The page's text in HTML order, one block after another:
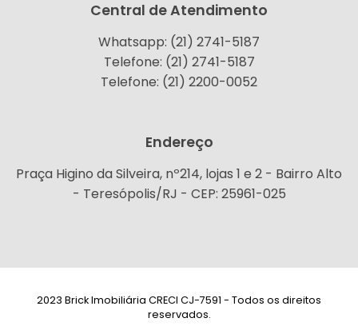
Central de Atendimento
Whatsapp: (21) 2741-5187
Telefone: (21) 2741-5187
Telefone: (21) 2200-0052
Endereço
Praça Higino da Silveira, nº214, lojas 1 e 2 - Bairro Alto
- Teresópolis/RJ - CEP: 25961-025
2023 Brick Imobiliária CRECI CJ-7591 - Todos os direitos
reservados.